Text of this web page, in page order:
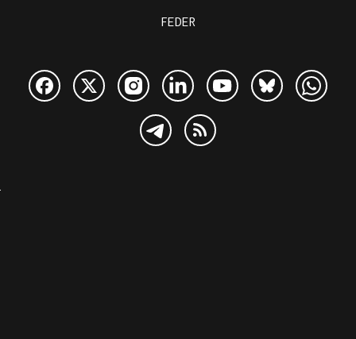
FEDER